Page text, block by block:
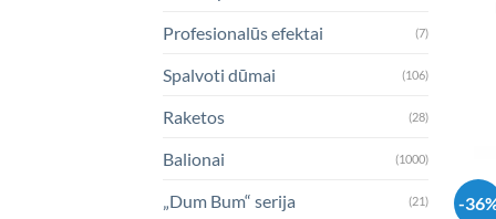
Profesionalūs efektai (7)
Spalvoti dūmai (106)
Raketos (28)
Balionai (1000)
„Dum Bum“ serija (21) -